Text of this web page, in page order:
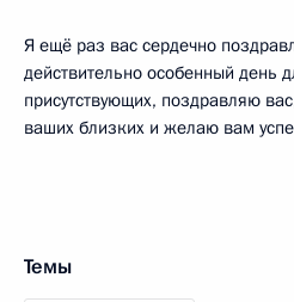
Я ещё раз вас сердечно
действительно особенный день
присутствующих, поздравляю
ваших близких и желаю вам
Темы